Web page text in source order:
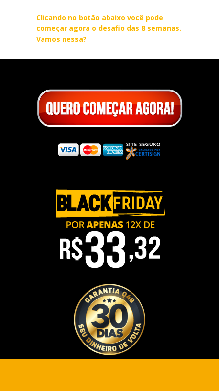
Clicando no botão abaixo você pode
começar agora o desafio das 8 semanas.
Vamos nessa?